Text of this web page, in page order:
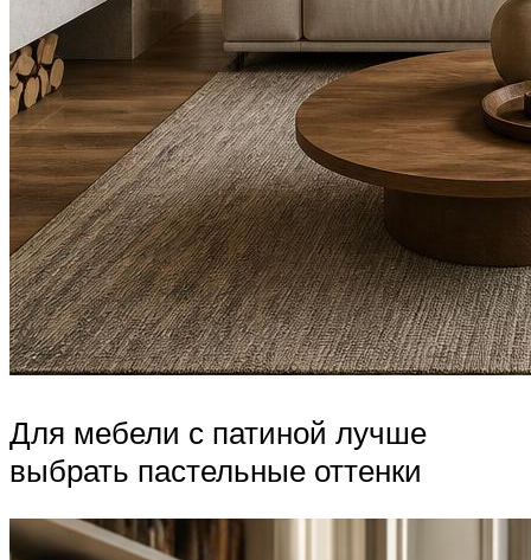
Для мебели с патиной лучше
выбрать пастельные оттенки